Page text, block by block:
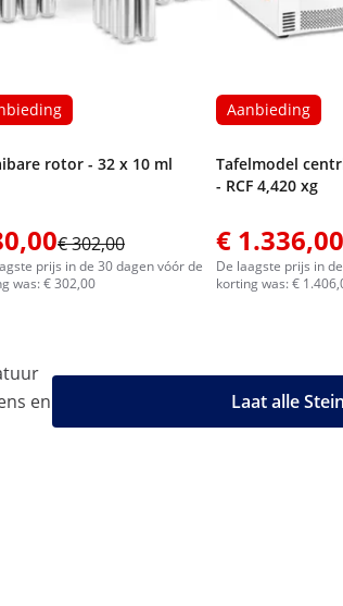
rotor - 32 x 10 ml
€ 302,00
prijs in de 30 dagen vóór de
was: € 302,00
Aanbieding
Tafelmodel
- RCF 4,420 xg
€ 1.336,00
De laagste prijs in
korting was: €
en
Laat alle